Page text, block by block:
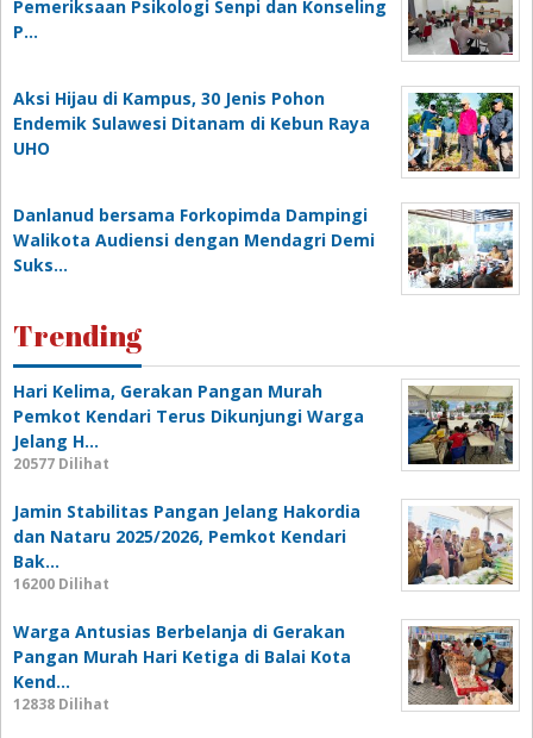
Pemeriksaan Psikologi Senpi dan Konseling
P…
‎Aksi Hijau di Kampus, 30 Jenis Pohon
Endemik Sulawesi Ditanam di Kebun Raya
UHO
Danlanud bersama Forkopimda Dampingi
Walikota Audiensi dengan Mendagri Demi
Suks…
Trending
Hari Kelima, Gerakan Pangan Murah
Pemkot Kendari Terus Dikunjungi Warga
Jelang H…
20577 Dilihat
Jamin Stabilitas Pangan Jelang Hakordia
dan Nataru 2025/2026, Pemkot Kendari
Bak…
16200 Dilihat
Warga Antusias Berbelanja di Gerakan
Pangan Murah Hari Ketiga di Balai Kota
Kend…
12838 Dilihat